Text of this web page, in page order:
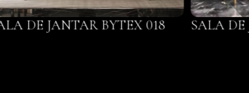
DE JANTAR BYTEX 018 SALA DE